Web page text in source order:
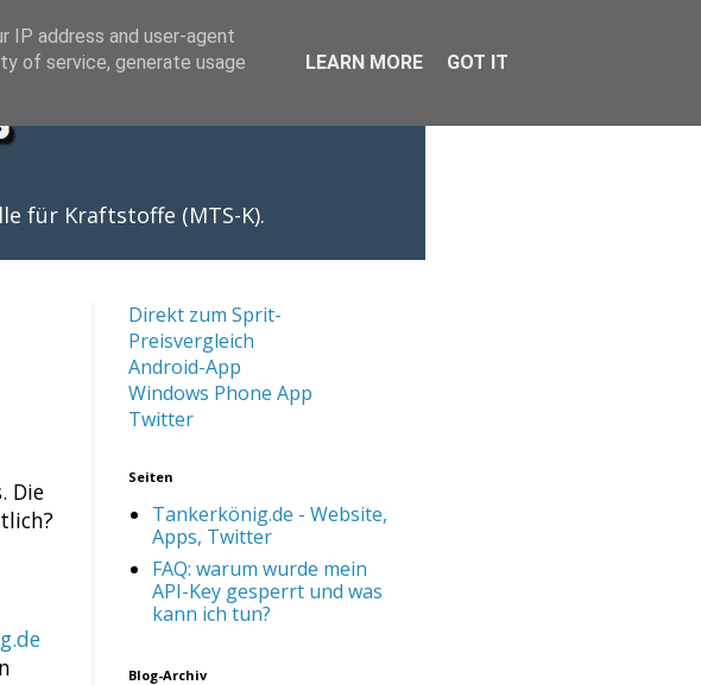
für Kraftstoffe (MTS-K).
Die
Direkt zum Sprit-
Preisvergleich
Android-App
Windows Phone App
Twitter
Seiten
Tankerkönig.de - Website,
Apps, Twitter
FAQ: warum wurde mein
API-Key gesperrt und was
kann ich tun?
Blog-Archiv
IP address and user-agent
of service, generate usage
LEARN MORE GOT IT